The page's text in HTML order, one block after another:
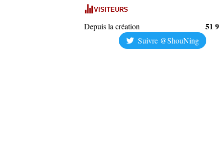
VISITEURS
Depuis la création 51
Suivre @ShouNing